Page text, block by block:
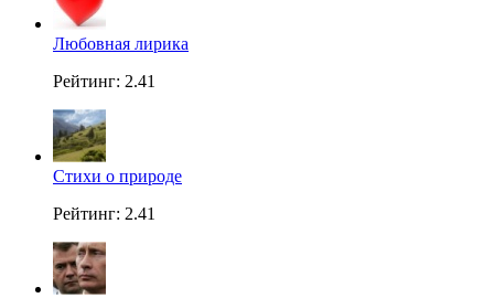
Любовная лирика
Рейтинг: 2.41
Стихи о природе
Рейтинг: 2.41